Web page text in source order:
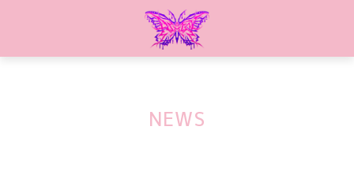
NEWS